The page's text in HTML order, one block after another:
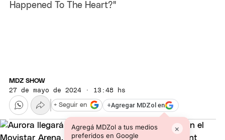
Happened To The Heart?"
MDZ SHOW
27 de mayo de 2024 · 13:48 hs
+Agregar MDZol en
Agregá MDZol a tus medios
preferidos en Google
×
+ Seguir en